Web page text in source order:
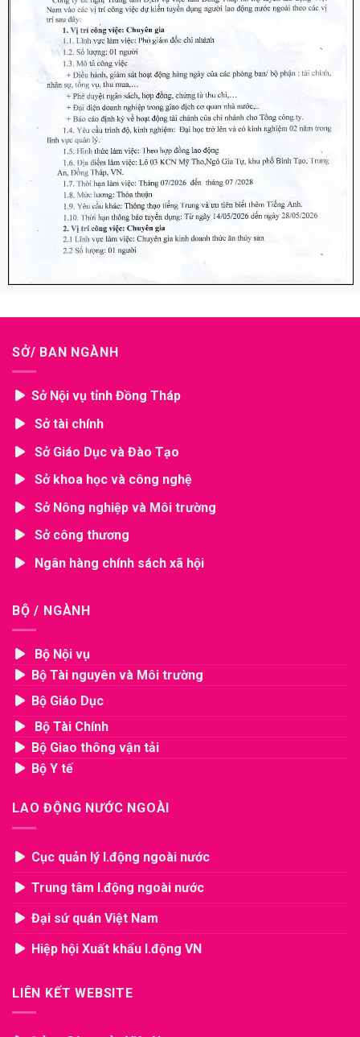
SỞ/ BAN NGÀNH
Sở Nội vụ tỉnh Đồng Tháp
Sở tài chính
Sở Giáo Dục và Đào Tạo
Sở khoa học và công nghệ
Sở Nông nghiệp và Môi trường
Sở công thương
Ngân hàng chính sách xã hội
BỘ / NGÀNH
Bộ Nội vụ
Bộ Tài nguyên và Môi trường
Bộ Giáo Dục
Bộ Tài Chính
Bộ Giao thông vận tải
Bộ Y tế
LAO ĐỘNG NƯỚC NGOÀI
Cục quản lý l.động ngoài nước
Trung tâm l.động ngoài nước
Đại sứ quán Việt Nam
Hiệp hội Xuất khẩu l.động VN
LIÊN KẾT WEBSITE